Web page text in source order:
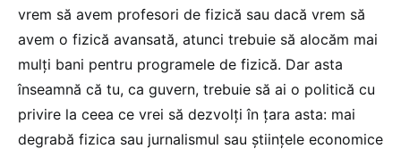
vrem să avem profesori de fizică sau dacă vrem să
avem o fizică avansată, atunci trebuie să alocăm mai
mulți bani pentru programele de fizică. Dar asta
înseamnă că tu, ca guvern, trebuie să ai o politică cu
privire la ceea ce vrei să dezvolți în țara asta: mai
degrabă fizica sau jurnalismul sau științele economice